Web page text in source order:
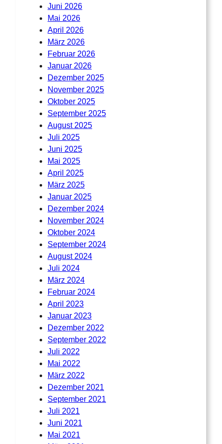
Juni 2026
Mai 2026
April 2026
März 2026
Februar 2026
Januar 2026
Dezember 2025
November 2025
Oktober 2025
September 2025
August 2025
Juli 2025
Juni 2025
Mai 2025
April 2025
März 2025
Januar 2025
Dezember 2024
November 2024
Oktober 2024
September 2024
August 2024
Juli 2024
März 2024
Februar 2024
April 2023
Januar 2023
Dezember 2022
September 2022
Juli 2022
Mai 2022
März 2022
Dezember 2021
September 2021
Juli 2021
Juni 2021
Mai 2021